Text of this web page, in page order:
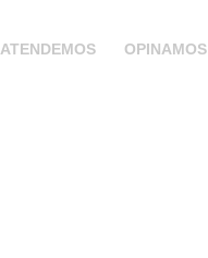
ATENDEMOS OPINAMOS